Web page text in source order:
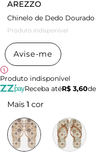
AREZZO
Chinelo de Dedo
Produto indisponível
Avise-me
Produto indisponível
Receba atéR$ 3,60
Mais 1 cor